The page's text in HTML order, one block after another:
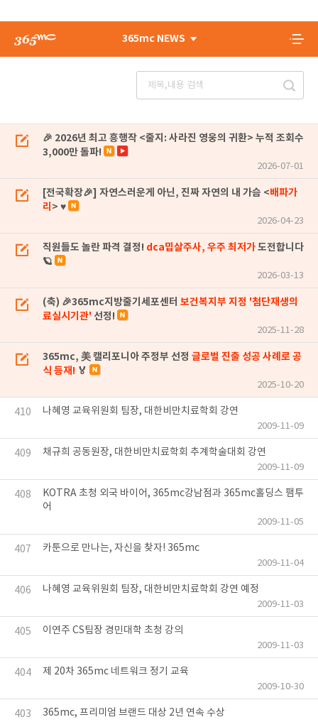
365mc NEWS
🎉 2026년 최고 흥행작 <줄지: 사라진 영웅의 귀환> 누적 조회수
3,000만 돌파!
2026-07-01
[전국확장🎉] 자연스러운게 아닌, 진짜 자연의 내 가슴 <배파가
리 > ♥
2026-04-23
직원들도 놀란 파격 결정! dca밉살주사, 우주 최저가도전합니다
🪐
2026-03-13
(축) 🎉365mc지방줄기세포센터 보건복지부 지정 '첨단재생의
료실시기관' 선정!
2025-11-28
365mc, 美 캘리포니아 주정부 선정 글로벌 진출 성공 사례로 공
식 등재! 🏅
2025-10-20
410 나혜영 교육위원회 팀장, 대한비만치료학회 강연
2009-11-09
409 채규희 공동원장, 대한비만치료학회 추계학술대회 강연
2009-11-09
408
KOTRA 초청 외국 바이어, 365mc강남점과 365mc홀딩스 팸투
어
2009-11-05
407 카툰으로 만나는, 자신을 찾자! 365mc
2009-11-04
406 나혜영 교육위원회 팀장, 대한비만치료학회 강연 예정
2009-11-03
405 이연주 CS팀장 경민대학 초청 강의
2009-11-03
404 제 20차 365mc 네트워크 정기 교육
2009-10-30
403 365mc, 프리미엄 브랜드 대상 2년 연속 수상